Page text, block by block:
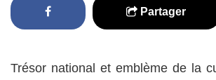
Partager
Trésor national et emblème de la